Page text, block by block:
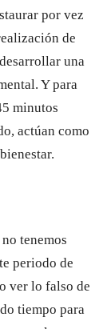
por vez
de
una
Y para
minutos
actúan como
tenemos
periodo de
ver lo falso de
tiempo para